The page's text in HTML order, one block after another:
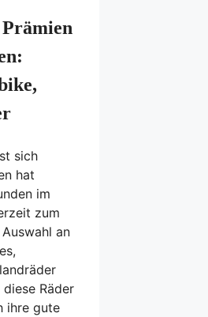
sich
hat
im
zum
an
Räder
ihre gute